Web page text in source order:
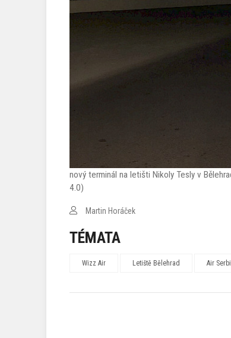
nový terminál na letišti Nikoly Tesly v
4.0)
Martin Horáček
TÉMATA
Wizz Air Letiště Bělehrad Air